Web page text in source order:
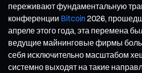
переживают фундаментальную
конференции Bitcoin2026,
апреле этого года, эта перемена
ведущие майнинговые фирмы
себя исключительно масштабом
системно выходят на такие